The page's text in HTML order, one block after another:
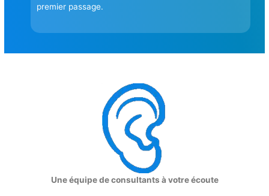
premier passage.
Une équipe de consultants à votre écoute